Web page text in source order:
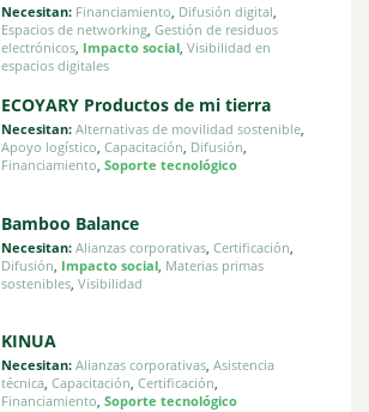
Necesitan: Financiamiento Difusión digital
Espacios de networking, Gestión de residuos
electrónicos, Impacto social, Visibilidad en
espacios digitales
ECOYARY Productos de mi tierra
Necesitan: Alternativas de movilidad sostenible,
Apoyo logístico, Capacitación, Difusión,
Financiamiento, Soporte tecnológico
Bamboo Balance
Necesitan: Alianzas corporativas, Certificación
Difusión Impacto social, Materias primas
sostenibles, Visibilidad
KINUA
Necesitan: Alianzas corporativas, Asistencia
técnica, Capacitación, Certificación,
Financiamiento, Soporte tecnológico